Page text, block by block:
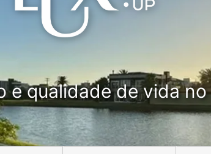
e qualidade de vida